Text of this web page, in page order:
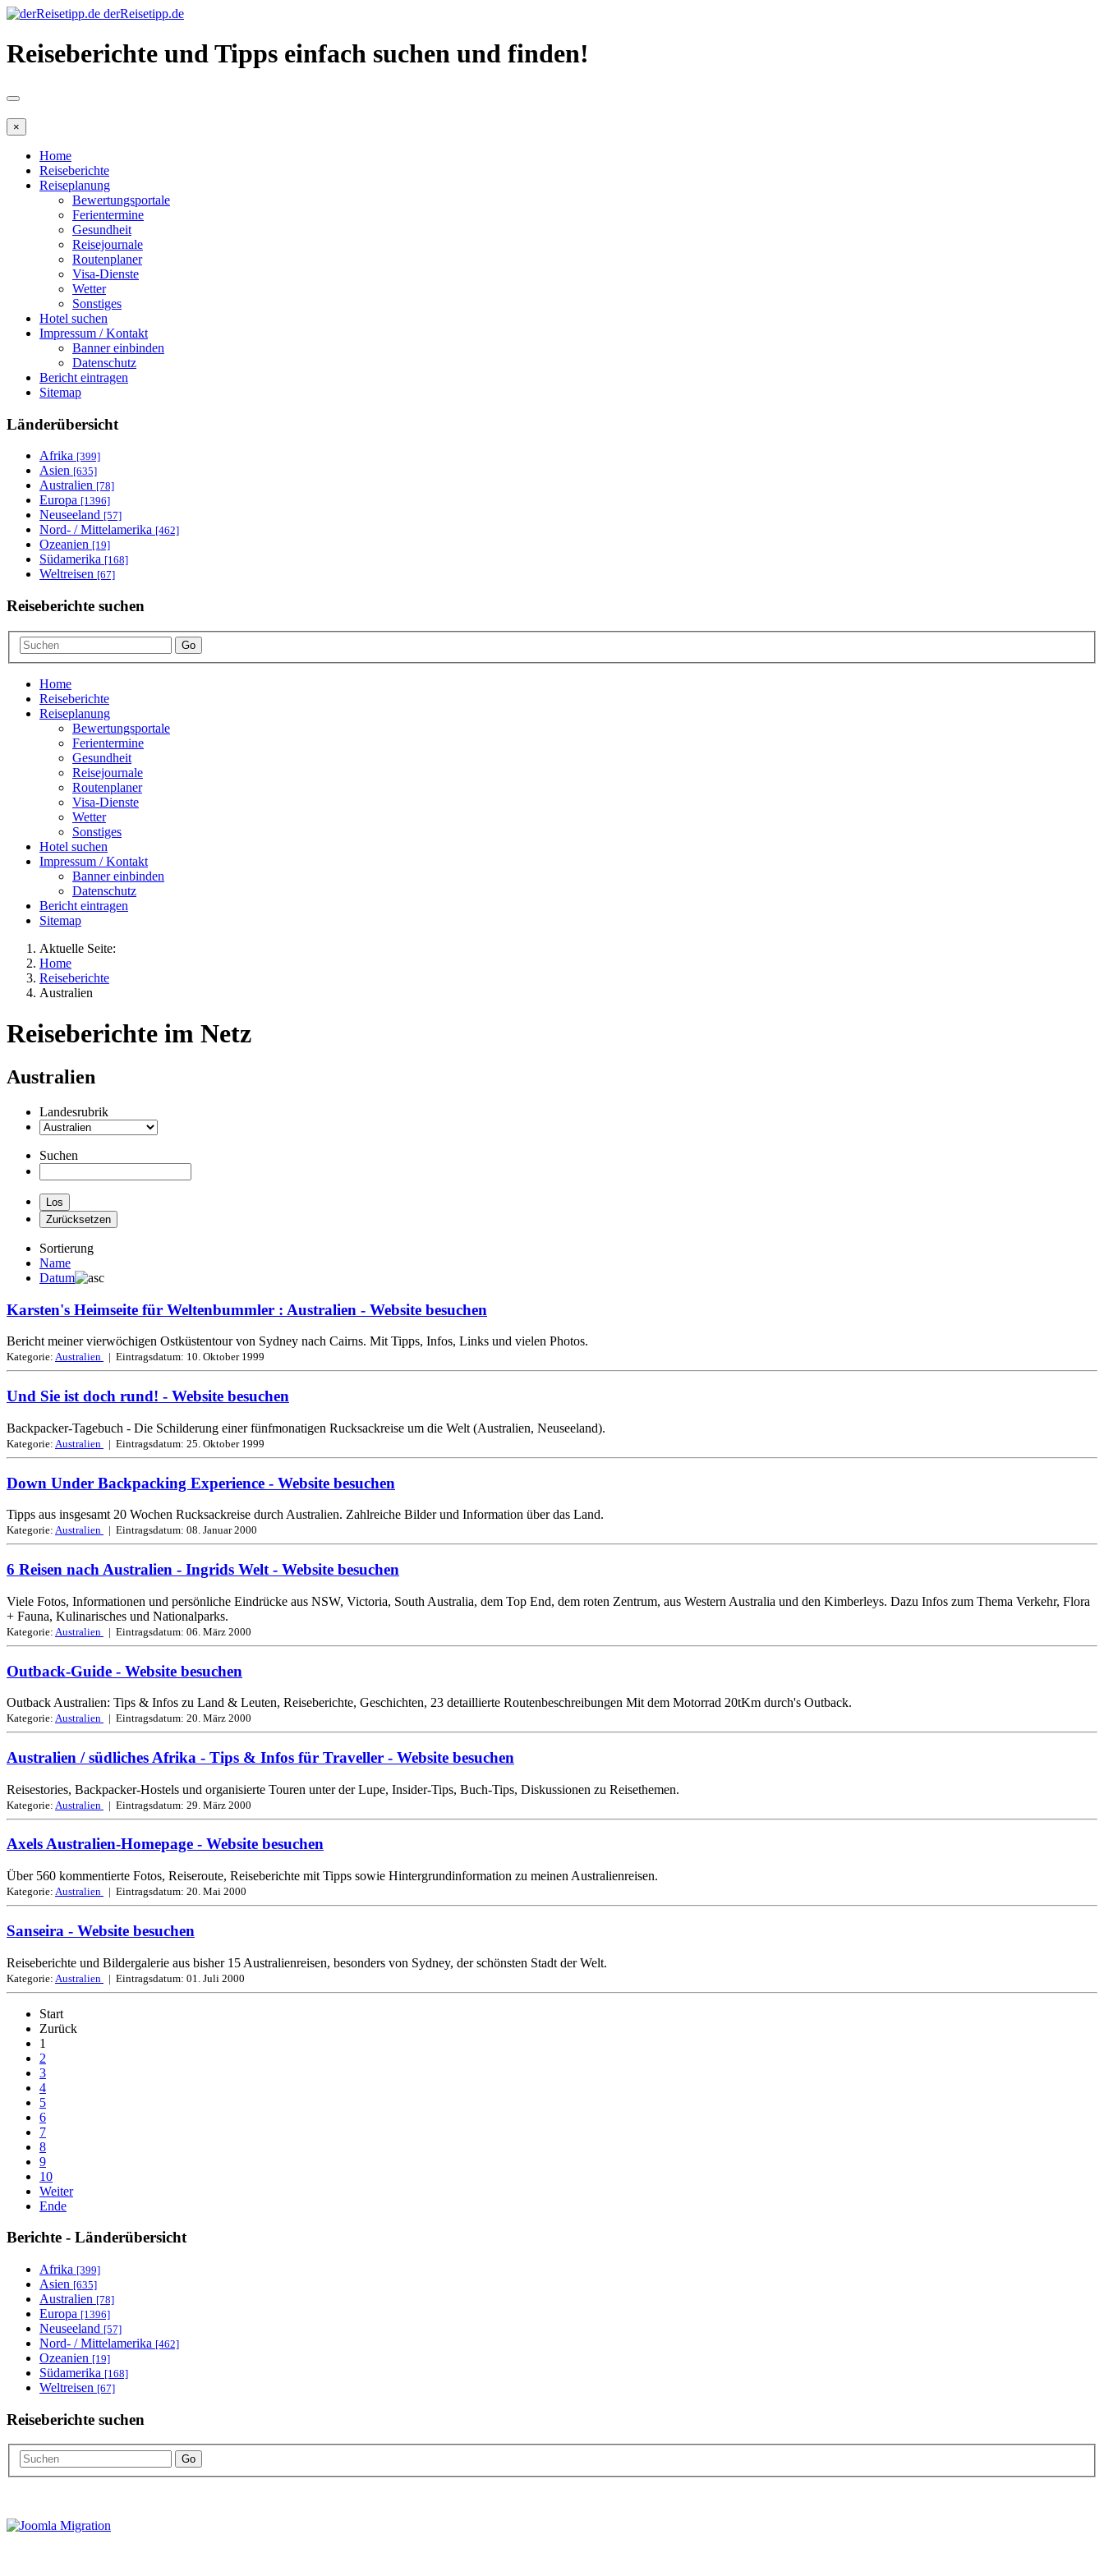
derReisetipp.de
Reiseberichte und Tipps einfach suchen und finden!
×
Home
Reiseberichte
Reiseplanung
Bewertungsportale
Ferientermine
Gesundheit
Reisejournale
Routenplaner
Visa-Dienste
Wetter
Sonstiges
Hotel suchen
Impressum / Kontakt
Banner einbinden
Datenschutz
Bericht eintragen
Sitemap
Länderübersicht
Afrika [399]
Asien [635]
Australien [78]
Europa [1396]
Neuseeland [57]
Nord- / Mittelamerika [462]
Ozeanien [19]
Südamerika [168]
Weltreisen [67]
Reiseberichte suchen
Go
Home
Reiseberichte
Reiseplanung
Bewertungsportale
Ferientermine
Gesundheit
Reisejournale
Routenplaner
Visa-Dienste
Wetter
Sonstiges
Hotel suchen
Impressum / Kontakt
Banner einbinden
Datenschutz
Bericht eintragen
Sitemap
Aktuelle Seite:
Home
Reiseberichte
Australien
Reiseberichte im Netz
Australien
Landesrubrik
Suchen
Sortierung
Name
Datum
Karsten's Heimseite für Weltenbummler : Australien - Website besuchen
Bericht meiner vierwöchigen Ostküstentour von Sydney nach Cairns. Mit Tipps, Infos, Links und vielen Photos.
Kategorie: Australien | Eintragsdatum: 10. Oktober 1999
Und Sie ist doch rund! - Website besuchen
Backpacker-Tagebuch - Die Schilderung einer fünfmonatigen Rucksackreise um die Welt (Australien, Neuseeland).
Kategorie: Australien | Eintragsdatum: 25. Oktober 1999
Down Under Backpacking Experience - Website besuchen
Tipps aus insgesamt 20 Wochen Rucksackreise durch Australien. Zahlreiche Bilder und Information über das Land.
Kategorie: Australien | Eintragsdatum: 08. Januar 2000
6 Reisen nach Australien - Ingrids Welt - Website besuchen
Viele Fotos, Informationen und persönliche Eindrücke aus NSW, Victoria, South Australia, dem Top End, dem roten Zentrum, aus Western Australia und den Kimberleys. Dazu Infos zum Thema Verkehr, Flora
+ Fauna, Kulinarisches und Nationalparks.
Kategorie: Australien | Eintragsdatum: 06. März 2000
Outback-Guide - Website besuchen
Outback Australien: Tips & Infos zu Land & Leuten, Reiseberichte, Geschichten, 23 detaillierte Routenbeschreibungen Mit dem Motorrad 20tKm durch's Outback.
Kategorie: Australien | Eintragsdatum: 20. März 2000
Australien / südliches Afrika - Tips & Infos für Traveller - Website besuchen
Reisestories, Backpacker-Hostels und organisierte Touren unter der Lupe, Insider-Tips, Buch-Tips, Diskussionen zu Reisethemen.
Kategorie: Australien | Eintragsdatum: 29. März 2000
Axels Australien-Homepage - Website besuchen
Über 560 kommentierte Fotos, Reiseroute, Reiseberichte mit Tipps sowie Hintergrundinformation zu meinen Australienreisen.
Kategorie: Australien | Eintragsdatum: 20. Mai 2000
Sanseira - Website besuchen
Reiseberichte und Bildergalerie aus bisher 15 Australienreisen, besonders von Sydney, der schönsten Stadt der Welt.
Kategorie: Australien | Eintragsdatum: 01. Juli 2000
Start
Zurück
1
2
3
4
5
6
7
8
9
10
Weiter
Ende
Berichte - Länderübersicht
Afrika [399]
Asien [635]
Australien [78]
Europa [1396]
Neuseeland [57]
Nord- / Mittelamerika [462]
Ozeanien [19]
Südamerika [168]
Weltreisen [67]
Reiseberichte suchen
Go